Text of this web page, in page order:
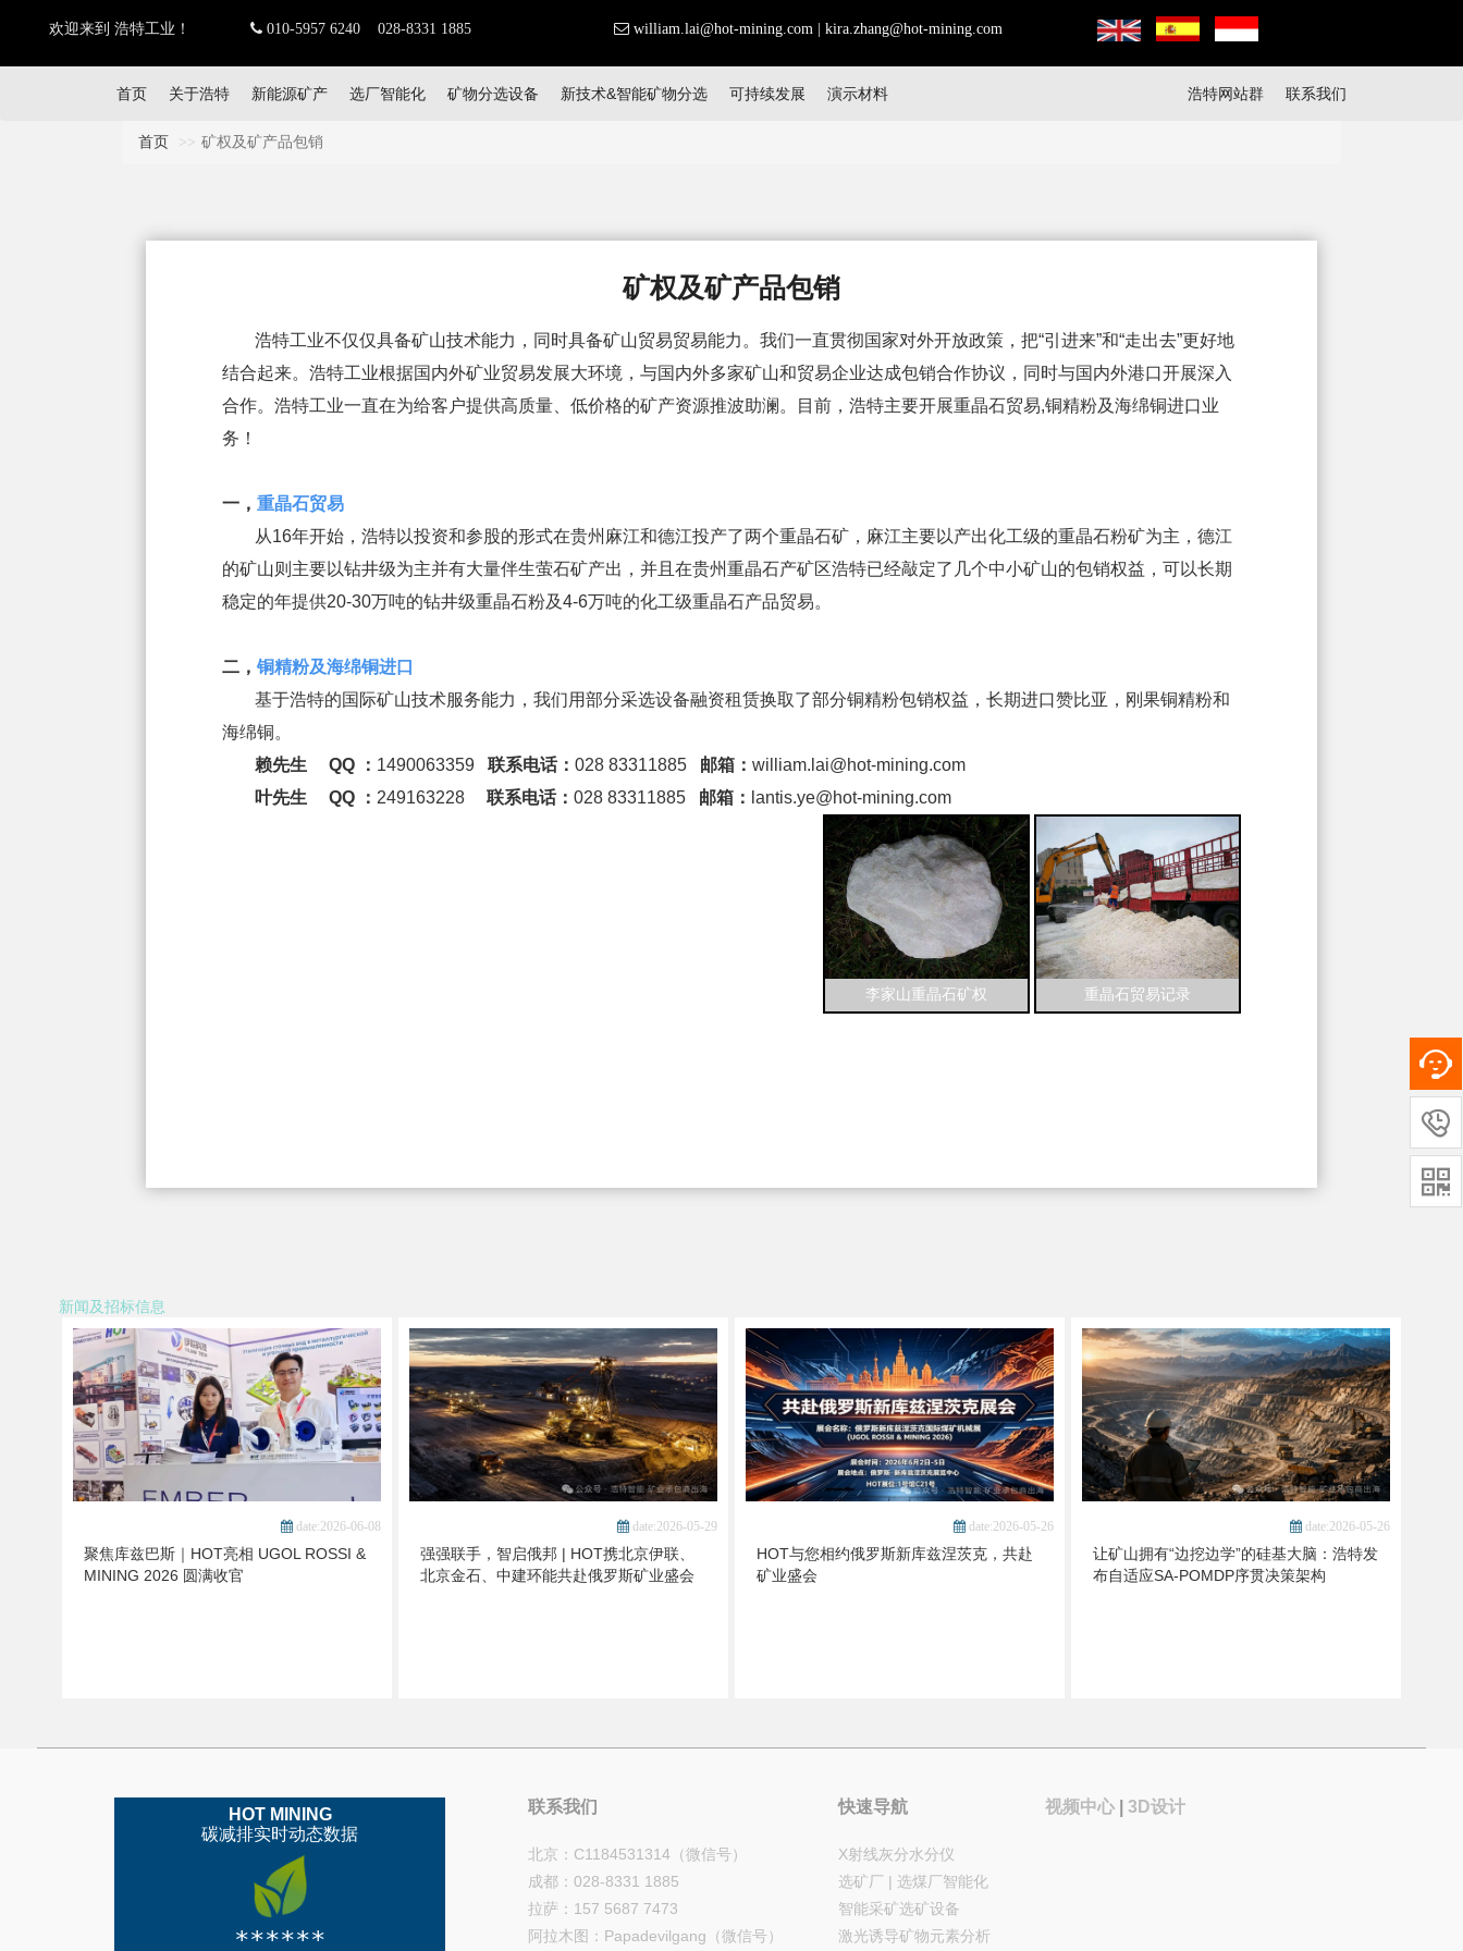
欢迎来到 浩特工业！ 010-5957 6240 028-8331 1885 william.lai@hot-mining.com| kira.zhang@hot-mining.com
首页 关于浩特 新能源矿产 选厂智能化 矿物分选设备 新技术&智能矿物分选 可持续发展 演示材料 浩特网站群 联系我们
首页 矿权及矿产品包销
矿权及矿产品包销
浩特工业不仅仅具备矿山技术能力，同时具备矿山贸易贸易能力。我们一直贯彻国家对外开放政策，把“引进来”和“走出去”更好地
结合起来。浩特工业根据国内外矿业贸易发展大环境，与国内外多家矿山和贸易企业达成包销合作协议，同时与国内外港口开展深入
合作。浩特工业一直在为给客户提供高质量、低价格的矿产资源推波助澜。目前，浩特主要开展重晶石贸易,铜精粉及海绵铜进口业
务！
一，重晶石贸易
从16年开始，浩特以投资和参股的形式在贵州麻江和德江投产了两个重晶石矿，麻江主要以产出化工级的重晶石粉矿为主，德江
的矿山则主要以钻井级为主并有大量伴生萤石矿产出，并且在贵州重晶石产矿区浩特已经敲定了几个中小矿山的包销权益，可以长期
稳定的年提供20-30万吨的钻井级重晶石粉及4-6万吨的化工级重晶石产品贸易。
二，铜精粉及海绵铜进口
基于浩特的国际矿山技术服务能力，我们用部分采选设备融资租赁换取了部分铜精粉包销权益，长期进口赞比亚，刚果铜精粉和
海绵铜。
赖先生 QQ ： 1490063359联系电话：028 83311885 邮箱：william.lai@hot-mining.com
叶先生 QQ ： 249163228联系电话：028 83311885 邮箱： lantis.ye@hot-mining.com
李家山重晶石矿权 重晶石贸易记录
新闻及招标信息
date:2026-06-08
聚焦库兹巴斯｜HOT亮相 UGOL ROSSI &
MINING 2026 圆满收官
date:2026-05-29
强强联手，智启俄邦 | HOT携北京伊联、
北京金石、中建环能共赴俄罗斯矿业盛会
date:2026-05-26
HOT与您相约俄罗斯新库兹涅茨克，共赴
矿业盛会
date:2026-05-26
让矿山拥有“边挖边学”的硅基大脑：浩特发
布自适应SA-POMDP序贯决策架构
HOT MINING
碳减排实时动态数据
******
联系我们
北京：C1184531314（微信号）
成都：028-8331 1885
拉萨：157 5687 7473
阿拉木图：Papadevilgang（微信号）
快速导航
X射线灰分水分仪
选矿厂 | 选煤厂智能化
智能采矿选矿设备
激光诱导矿物元素分析
视频中心 3D设计

